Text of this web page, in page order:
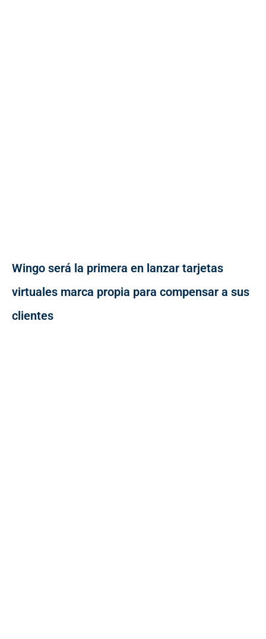
Wingo será la primera en lanzar tarjetas
virtuales marca propia para compensar a sus
clientes